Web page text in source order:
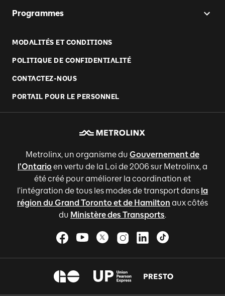
Programmes
MODALITÉS ET CONDITIONS
POLITIQUE DE CONFIDENTIALITÉ
CONTACTEZ-NOUS
PORTAIL POUR LE PERSONNEL
Metrolinx, un organisme du Gouvernement de
l'Ontario en vertu de la Loi de 2006 sur Metrolinx, a
été créé pour améliorer la coordination et
l'intégration de tous les modes de transport dans la
région du Grand Toronto et de Hamilton aux côtés
du Ministère des Transports.